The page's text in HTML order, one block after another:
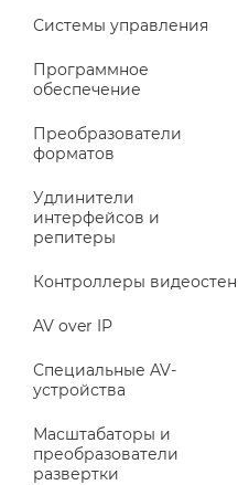
Системы управления
Программное
обеспечение
Преобразователи
форматов
Удлинители
интерфейсов и
репитеры
Контроллеры видеостен
AV over IP
Специальные AV-
устройства
Масштабаторы и
преобразователи
развертки